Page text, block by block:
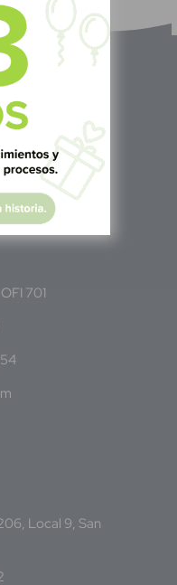
701
Local 9, San